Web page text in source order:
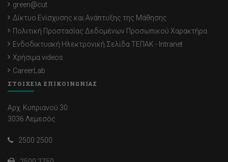
green@cut
Δίκτυο Ενίσχυσης και Ανάπτυξης της Μάθησης
Πολιτική Προστασίας Δεδομένων Προσωπικού Χαρακτήρα
Ενδοδικτυακή Ηλεκτρονική Σελίδα ΤΕΠΑΚ - Intranet
Χρήσιμα videos
CareerLab
ΣΤΟΙΧΕΙΑ ΕΠΙΚΟΙΝΩΝΙΑΣ
Αρχ. Κυπριανού 30
3036 Λεμεσός
2500 2500